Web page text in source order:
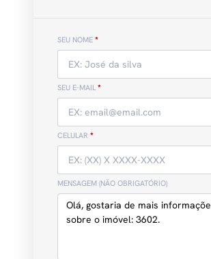
SEU NOME *
SEU E-MAIL *
CELULAR *
MENSAGEM (NÃO OBRIGATÓRIO)